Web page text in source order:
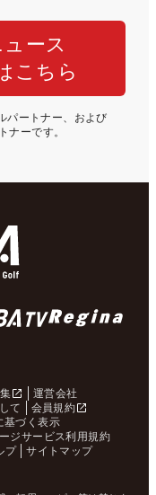
ース
こちら
パートナー、および
ナーです。
運営会社
て
会員規約
基づく表示
ジサービス利用規約
プ サイトマップ